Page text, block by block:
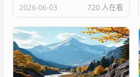
2026-06-03 720 人在看